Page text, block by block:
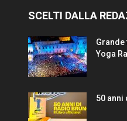
SCELTI DALLA
Grande
Yoga
50 anni